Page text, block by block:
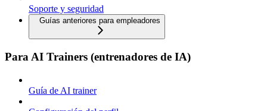
Soporte y seguridad
Guías anteriores para empleadores
Para AI Trainers (entrenadores de IA)
Guía de AI trainer